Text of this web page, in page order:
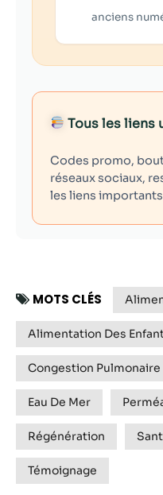
anciens
Tous les liens
Codes promo,
réseaux sociaux,
les liens
MOTS CLÉS
Alimentation Des
Congestion Pulmonaire
Eau De Mer
Régénération
Témoignage